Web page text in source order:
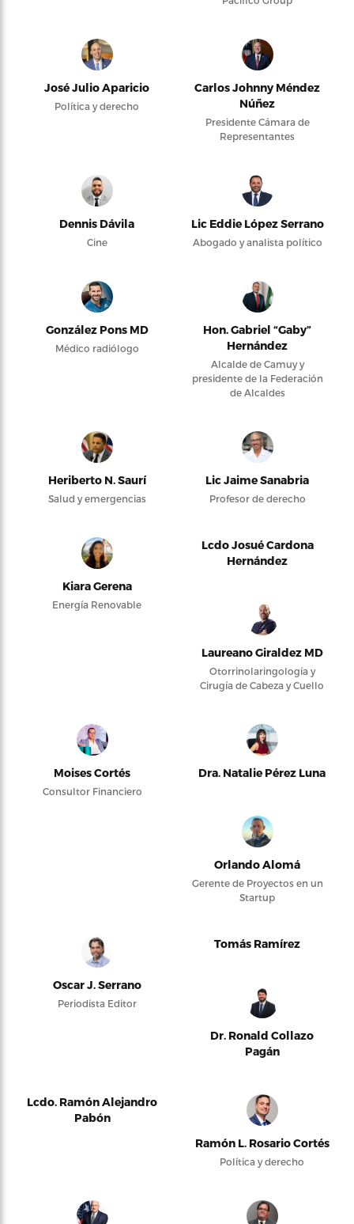
José Julio Aparicio
Política y derecho
Carlos Johnny Méndez
Núñez
Presidente Cámara de
Representantes
Dennis Dávila
Cine
Lic Eddie López Serrano
Abogado y analista político
González Pons MD
Médico radiólogo
Hon. Gabriel “Gaby”
Hernández
Alcalde de Camuy y
presidente de la Federación
de Alcaldes
Heriberto N. Saurí
Salud y emergencias
Lic Jaime Sanabria
Profesor de derecho
Kiara Gerena
Energía Renovable
Lcdo Josué Cardona
Hernández
Laureano Giraldez MD
Otorrinolaringología y
Cirugía de Cabeza y Cuello
Moises Cortés
Consultor Financiero
Dra. Natalie Pérez Luna
Orlando Alomá
Gerente de Proyectos en un
Startup
Oscar J. Serrano
Periodista Editor
Tomás Ramírez
Dr. Ronald Collazo
Pagán
Lcdo. Ramón Alejandro
Pabón
Ramón L. Rosario Cortés
Política y derecho